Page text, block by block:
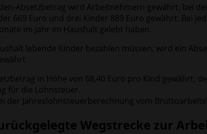
Absetzbetrag wird Arbeitnehmern gewährt, bei
669 Euro und drei Kinder 889 Euro gewährt. Bei
im Jahr im Haushalt gelebt haben.
lebende Kinder bezahlen müssen, wird ein
in Höhe von 58,40 Euro pro Kind
für die Lohnsteuer.
der Jahreslohnsteuerberechnung vom
Wegstrecke zur